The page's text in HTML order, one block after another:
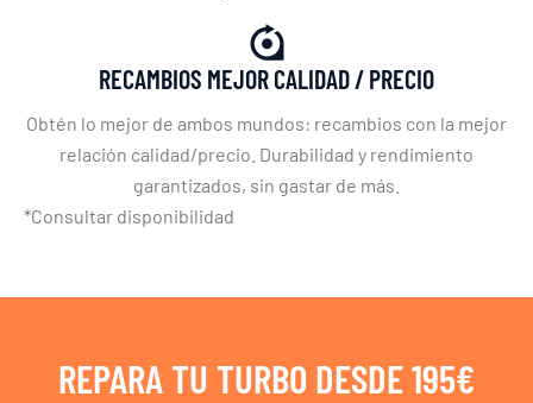
RECAMBIOS MEJOR CALIDAD / PRECIO
Obtén lo mejor de ambos mundos: recambios con la mejor
relación calidad/precio. Durabilidad y rendimiento
garantizados, sin gastar de más.
*Consultar disponibilidad
REPARA TU TURBO DESDE 195€